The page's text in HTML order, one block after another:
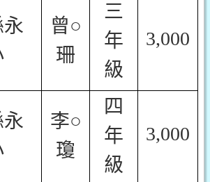
曾○
珊
三
年
級
3,000
李○
瓊
四
年
級
3,000